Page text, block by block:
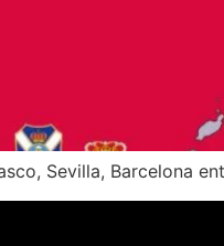
Sevilla, Barcelona